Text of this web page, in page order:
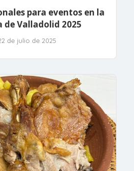
para eventos en la
de Valladolid 2025
de julio de 2025